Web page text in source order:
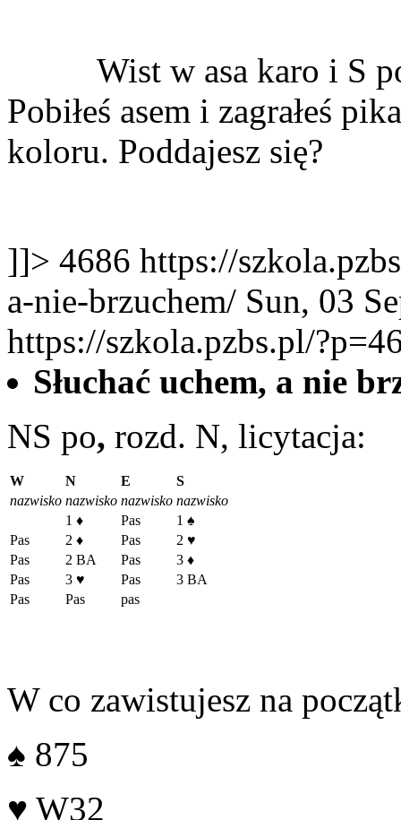
Wist w asa karo i S
Pobiłeś asem i zagrałeś
koloru. Poddajesz się?
]]> 4686 https://
a-nie-brzuchem/ Sun, 03
https://szkola.pzbs.pl/
Słuchać uchem, a nie
NS po, rozd. N, licytacja:
W N E
S
nazwisko nazwisko nazwisko nazwisko
1 ♦ Pas 1 ♠
Pas
2 ♦ Pas 2 ♥
Pas
2 BA Pas 3 ♦
Pas
3 ♥ Pas
3 BA
Pas
Pas pas
W co zawistujesz na
♠ 875
♥ W32